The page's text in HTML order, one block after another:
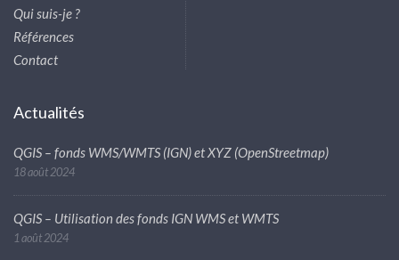
Qui suis-je ?
Références
Contact
Actualités
QGIS – fonds WMS/WMTS (IGN) et XYZ (OpenStreetmap)
18 août 2024
QGIS – Utilisation des fonds IGN WMS et WMTS
1 août 2024